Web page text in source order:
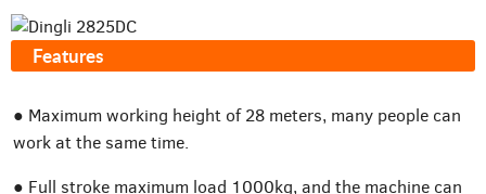
Features
● Maximum working height of 28 meters, many people can
work at the same time.
● Full stroke maximum load 1000kg, and the machine can